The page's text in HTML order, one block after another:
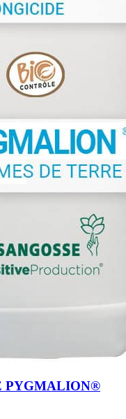
PYGMALION®